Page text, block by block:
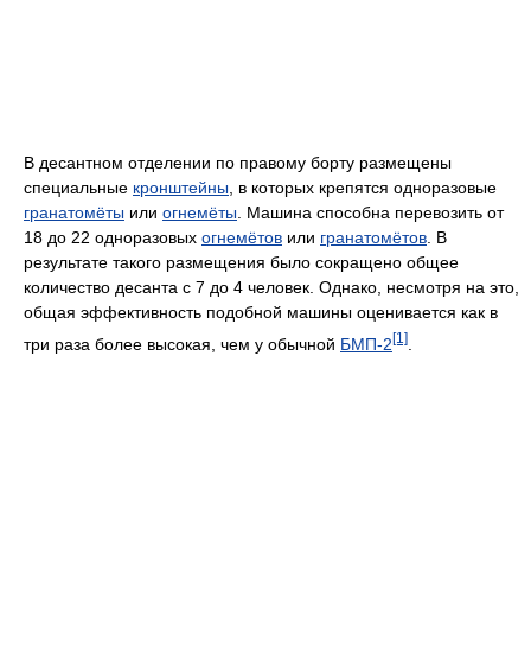
В десантном отделении по правому борту размещены
специальные кронштейны, в которых крепятся одноразовые
гранатомёты или огнемёты. Машина способна перевозить от
18 до 22 одноразовых огнемётов или гранатомётов. В
результате такого размещения было сокращено общее
количество десанта с 7 до 4 человек. Однако, несмотря на это,
общая эффективность подобной машины оценивается как в
три раза более высокая, чем у обычной БМП-2 [1]